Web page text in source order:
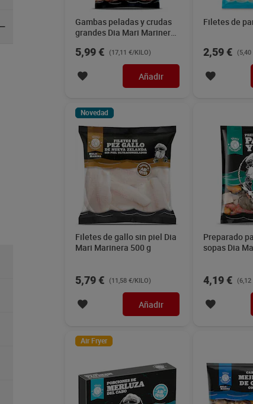
Gambas peladas y crudas
grandes Dia Mari Marinera
5,99 € (17,11 €/KILO)
Añadir
Filetes de
2,59 €
Novedad
Filetes de gallo sin piel Dia
Mari Marinera 500 g
5,79 € (11,58 €/KILO)
Añadir
Preparado
sopas Dia
4,19 €
Air Fryer